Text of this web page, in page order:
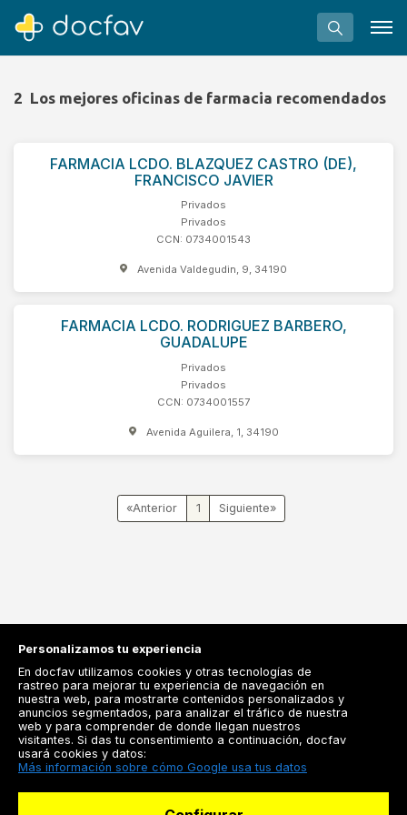
Buscar
Software para clínicas
Soporte
¿Eres un doctor?
2 Los mejores oficinas de farmacia recomendados
FARMACIA LCDO. BLAZQUEZ CASTRO (DE),
FRANCISCO JAVIER
Privados
Privados
CCN: 0734001543
Avenida Valdegudin, 9, 34190
FARMACIA LCDO. RODRIGUEZ BARBERO,
GUADALUPE
Privados
Privados
CCN: 0734001557
Avenida Aguilera, 1, 34190
« 1 »
Registrarse
Docfav
Personalizamos tu experiencia
En docfav utilizamos cookies y otras tecnologías de
rastreo para mejorar tu experiencia de navegación en
nuestra web, para mostrarte contenidos personalizados y
anuncios segmentados, para analizar el tráfico de nuestra
web y para comprender de donde llegan nuestros
visitantes. Si das tu consentimiento a continuación, docfav
usará cookies y datos:
Más información sobre cómo Google usa tus datos